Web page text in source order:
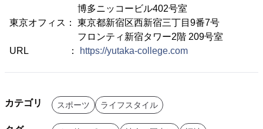
博多ニッコービル402号室
東京オフィス： 東京都新宿区西新宿三丁目9番7号
フロンティ新宿タワー2階 209号室
URL ：
https://yutaka-college.com
カテゴリ スポーツ ライフスタイル